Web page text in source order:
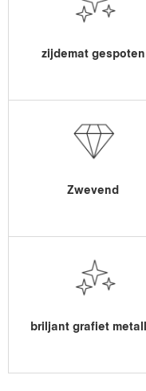
zijdemat gespoten
Zwevend
briljant grafiet